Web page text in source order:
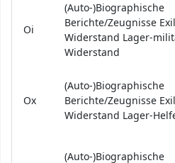
Oi
(Auto-)Biographische
Berichte/Zeugnisse
Widerstand Lager-
Widerstand
Ox
(Auto-)Biographische
Berichte/Zeugnisse
Widerstand Lager-
(Auto-)Biographische